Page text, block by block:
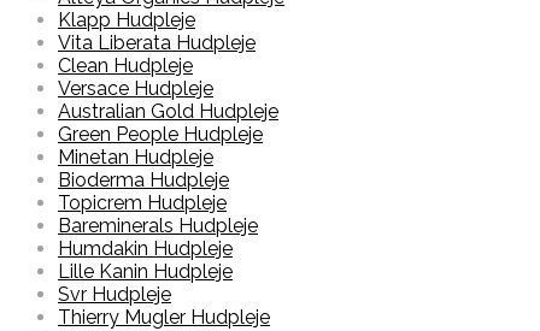
Klapp Hudpleje
Vita Liberata Hudpleje
Clean Hudpleje
Versace Hudpleje
Australian Gold Hudpleje
Green People Hudpleje
Minetan Hudpleje
Bioderma Hudpleje
Topicrem Hudpleje
Bareminerals Hudpleje
Humdakin Hudpleje
Lille Kanin Hudpleje
Svr Hudpleje
Thierry Mugler Hudpleje